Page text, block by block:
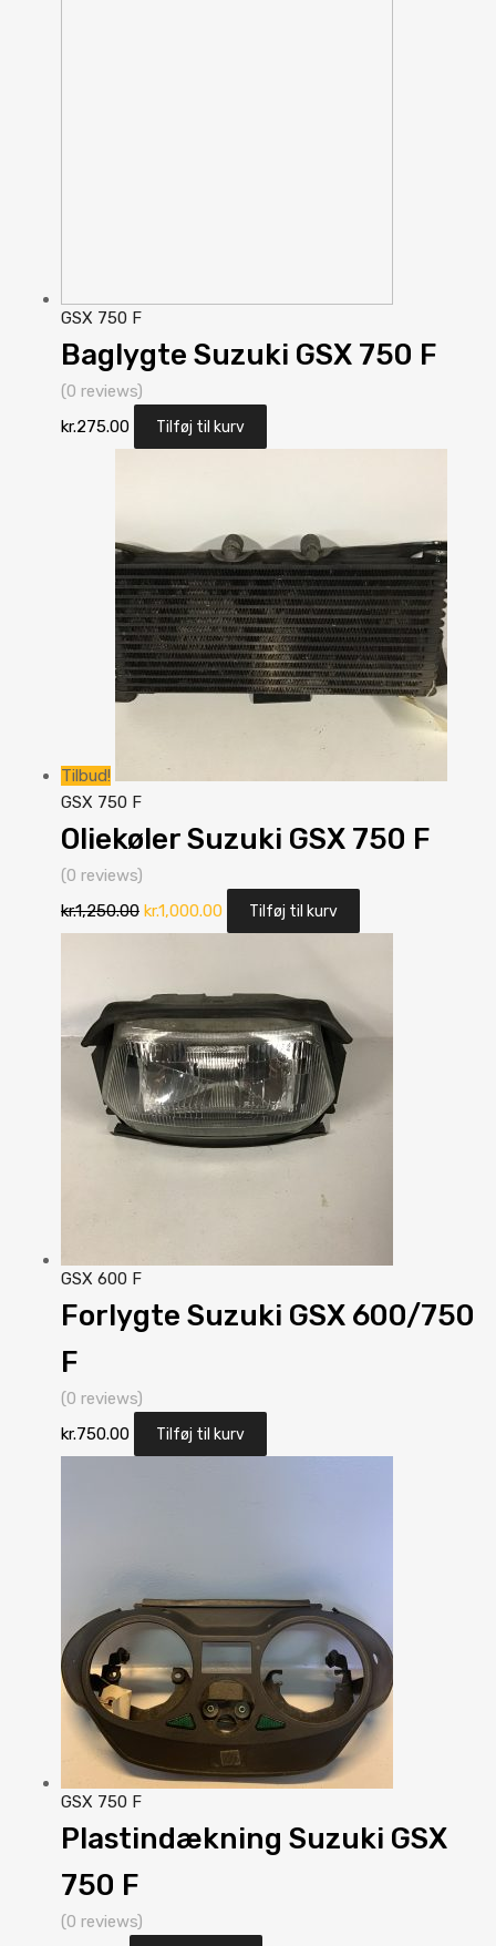
GSX 750 F
Baglygte Suzuki GSX 750 F
(0 reviews)
kr.275.00 Tilføj til kurv
Tilbud!
GSX 750 F
Oliekøler Suzuki GSX 750 F
(0 reviews)
kr.1,250.00 Den
kr.1,250.00.
kr.1,000.00 Den
aktuelle
kr.1,000.00.
Tilføj til kurv
GSX 600 F
Forlygte Suzuki GSX 600/750
F
(0 reviews)
kr.750.00 Tilføj til kurv
GSX 750 F
Plastindækning Suzuki GSX
750 F
(0 reviews)